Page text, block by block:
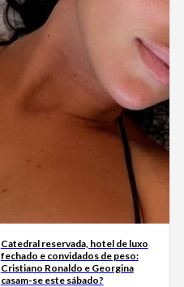
Catedral reservada, hotel de luxo
fechado e convidados de peso:
Cristiano Ronaldo e Georgina
casam-se este sábado?